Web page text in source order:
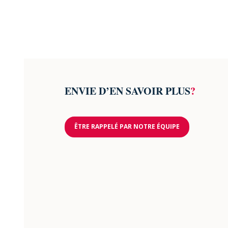
ENVIE D’EN SAVOIR PLUS?
ÊTRE RAPPELÉ PAR NOTRE ÉQUIPE